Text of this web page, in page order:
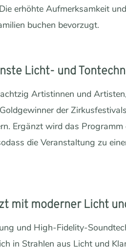
erhöhte Aufmerksamkeit
buchen bevorzugt.
Licht- und
Artistinnen und
der
Ergänzt wird das
die Veranstaltung zu
mit moderner Licht
und High-Fidelity-
in Strahlen aus Licht und